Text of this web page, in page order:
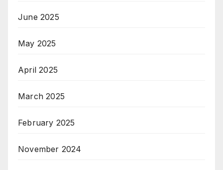
June 2025
May 2025
April 2025
March 2025
February 2025
November 2024